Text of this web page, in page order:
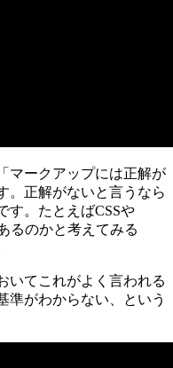
マークアップには正解が
。正解がないと言うなら
す。たとえばCSSや
るのかと考えてみる
いてこれがよく言われる
準がわからない、という